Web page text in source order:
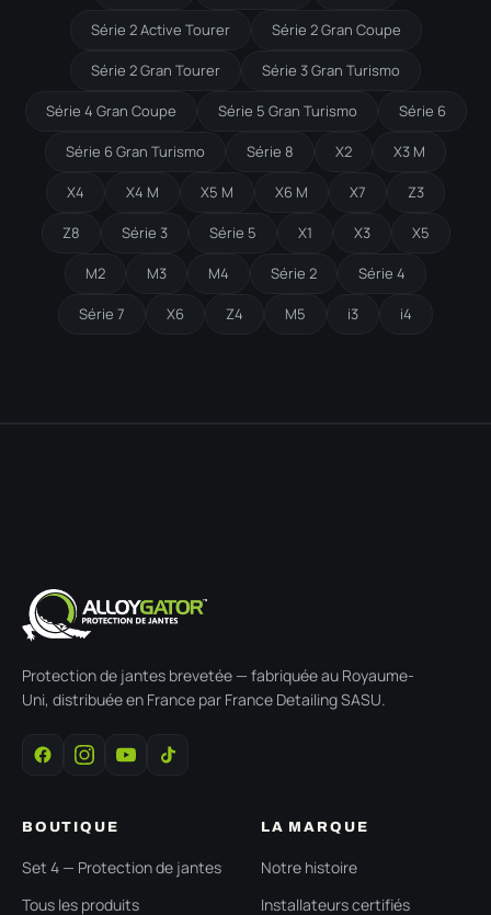
Série 2 Active Tourer Série 2 Gran Coupe
Série 2 Gran Tourer Série 3 Gran Turismo
Série 4 Gran Coupe Série 5 Gran Turismo Série 6
Série 6 Gran Turismo Série 8 X2 X3 M
X4 X4 M X5 M X6 M X7 Z3
Z8 Série 3 Série 5 X1 X3 X5
M2 M3 M4 Série 2 Série 4
Série 7 X6 Z4 M5 i3 i4
Protection de jantes brevetée — fabriquée au Royaume-
Uni, distribuée en France par France Detailing SASU.
BOUTIQUE
Set 4 — Protection de jantes
Tous les produits
LA MARQUE
Notre histoire
Installateurs certifiés